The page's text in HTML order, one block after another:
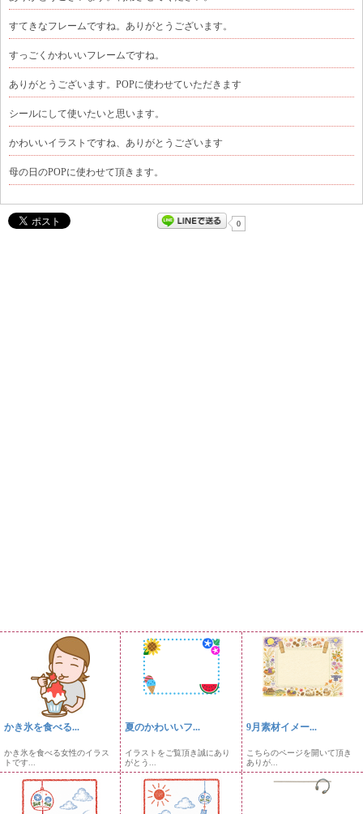
すてきなフレームですね。ありがとうございます。
すっごくかわいいフレームですね。
ありがとうございます。POPに使わせていただきます
シールにして使いたいと思います。
かわいいイラストですね、ありがとうございます
母の日のPOPに使わせて頂きます。
0
かき氷を食べる...
かき氷を食べる女性のイラス
トです...
夏のかわいいフ...
イラストをご覧頂き誠にあり
がとう...
9月素材イメー...
こちらのページを開いて頂き
ありが...